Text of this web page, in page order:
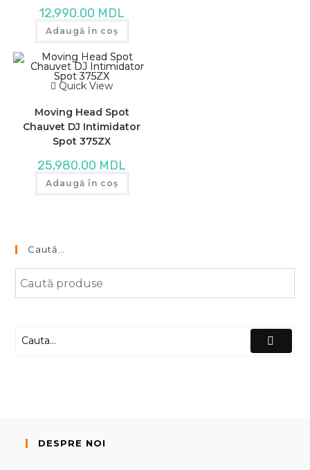
12,990.00 MDL
Adaugă în coș
Quick View
Moving Head Spot
Chauvet DJ Intimidator
Spot 375ZX
25,980.00 MDL
Adaugă în coș
Caută…
DESPRE NOI